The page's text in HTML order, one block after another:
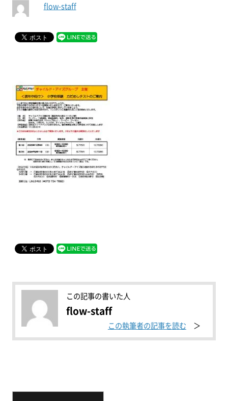
flow-staff
この記事の書いた人
flow-staff
この執筆者の記事を読む